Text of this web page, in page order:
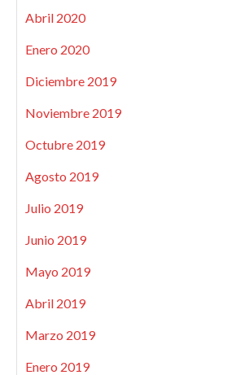
Abril 2020
Enero 2020
Diciembre 2019
Noviembre 2019
Octubre 2019
Agosto 2019
Julio 2019
Junio 2019
Mayo 2019
Abril 2019
Marzo 2019
Enero 2019